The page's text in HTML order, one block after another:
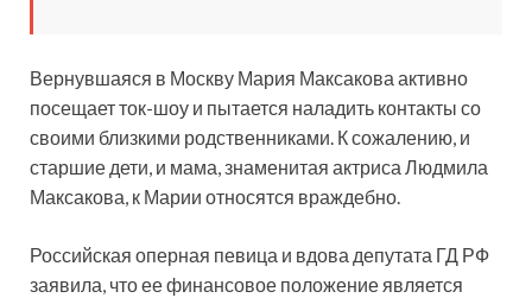
Вернувшаяся в Москву Мария Максакова активно
посещает ток-шоу и пытается наладить контакты со
своими близкими родственниками. К сожалению, и
старшие дети, и мама, знаменитая актриса Людмила
Максакова, к Марии относятся враждебно.
Российская оперная певица и вдова депутата ГД РФ
заявила, что ее финансовое положение является